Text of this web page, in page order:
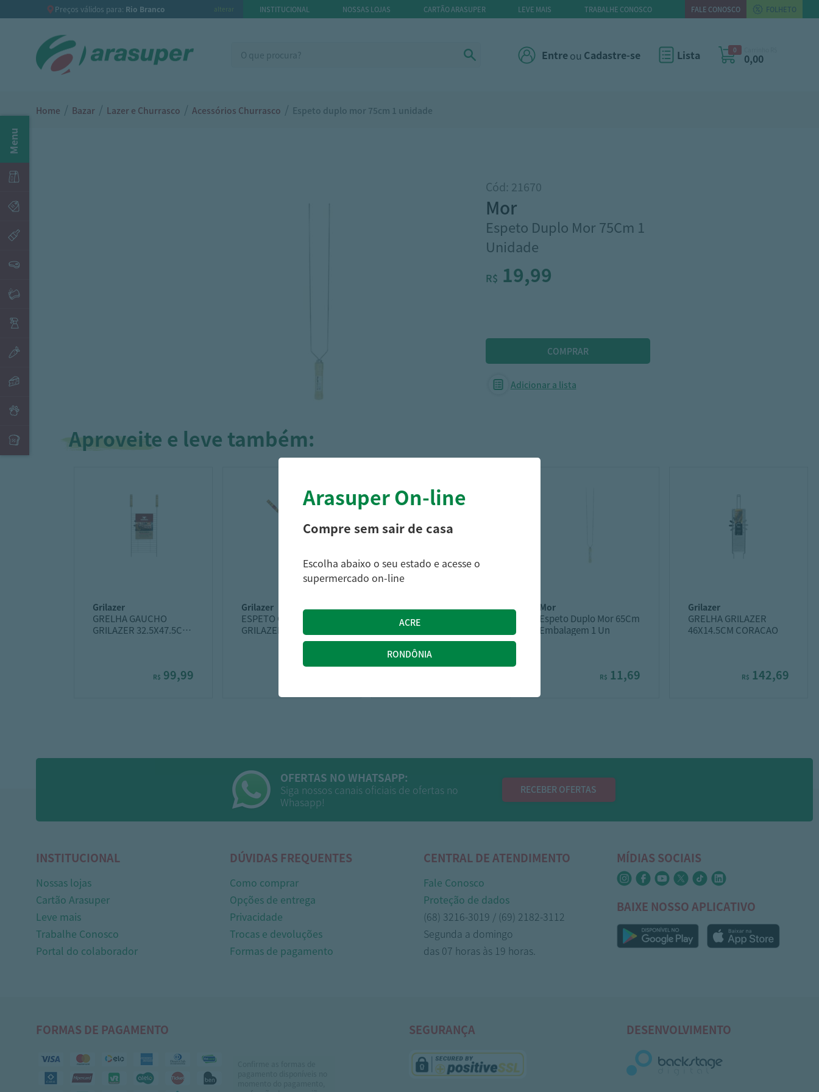
Preços válidos para: Rio Branco alterar INSTITUCIONAL NOSSAS LOJAS CARTÃO ARASUPER LEVE MAIS TRABALHE CONOSCO FALE CONOSCO FOLHETO
Entreou Cadastre-se Lista 0
0,00
Menu
Home / Bazar / Lazer e Churrasco / Acessórios Churrasco / Espeto duplo mor 75cm 1 unidade
Cód: 21670
mor
Espeto Duplo Mor 75Cm 1
Unidade
R$ 19,99
Adicionar a lista
Aproveite e leve também:
grilazer
GRELHA GAUCHO
GRILAZER 32.5X47.5CM
R$ 99,99
grilazer
ESPETO GAUCHO
GRILAZER 85CM DUPLO
grilazer
GRELHA PEIXE
GRILAZER 25X50CM
mor
Espeto Duplo Mor 65Cm
Embalagem 1 Un
R$ 11,69
grilazer
GRELHA GRILAZER
46X14.5CM CORACAO
R$ 142,69
OFERTAS NO WHATSAPP:
Siga nossos canais oficiais de ofertas no
Whasapp!
RECEBER OFERTAS
INSTITUCIONAL
Nossas lojas
Cartão Arasuper
Leve mais
Trabalhe Conosco
Portal do colaborador
DÚVIDAS FREQUENTES
Como comprar
Opções de entrega
Privacidade
Trocas e devoluções
Formas de pagamento
CENTRAL DE ATENDIMENTO
Fale Conosco
Proteção de dados
(68) 3216-3019 / (69) 2182-3112
Segunda a domingo
das 07 horas às 19 horas.
MÍDIAS SOCIAIS
BAIXE NOSSO APLICATIVO
FORMAS DE PAGAMENTO SEGURANÇA DESENVOLVIMENTO
Arasuper On-line
Compre sem sair de casa
Escolha abaixo o seu estado e acesse o
supermercado on-line